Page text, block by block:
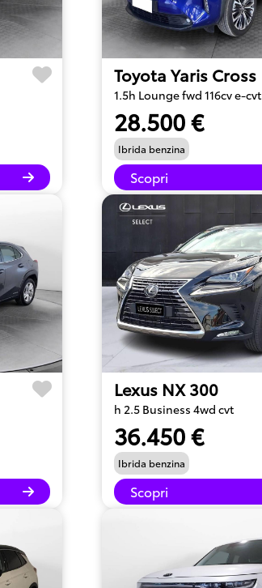
Toyota Yaris Cross
1.5h Lounge fwd 116cv e-cvt
28.500 €
Ibrida benzina
Scopri
Lexus NX 300
h 2.5 Business 4wd cvt
36.450 €
Ibrida benzina
Scopri